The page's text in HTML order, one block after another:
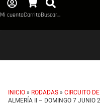
Mi cuentaCarritoBuscar...
INICIO » RODADAS » CIRCUITO DE
ALMERÍA II – DOMINGO 7 JUNIO